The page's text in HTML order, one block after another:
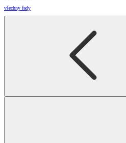
všechny řady